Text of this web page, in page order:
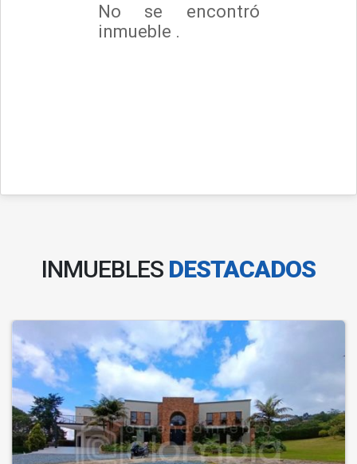
No se encontró
inmueble .
INMUEBLES DESTACADOS